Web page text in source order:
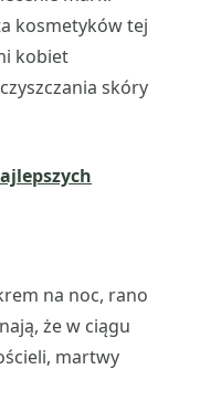
kosmetyków tej
kobiet
skóry
na noc, rano
że w ciągu
martwy